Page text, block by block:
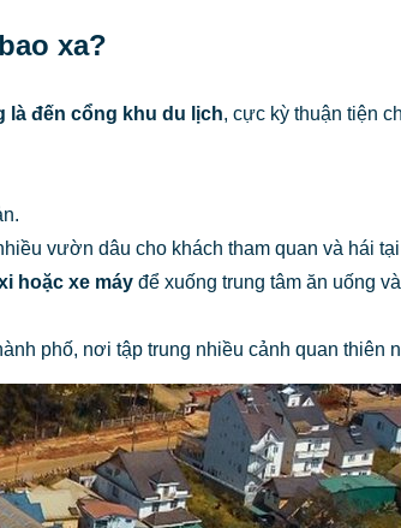
xa?
là đến cổng khu du lịch, cực kỳ thuận tiện
vườn dâu cho khách tham quan và hái
hoặc xe máy để xuống trung tâm ăn uống
phố, nơi tập trung nhiều cảnh quan thiên